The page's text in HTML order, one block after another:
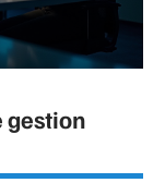
gestion